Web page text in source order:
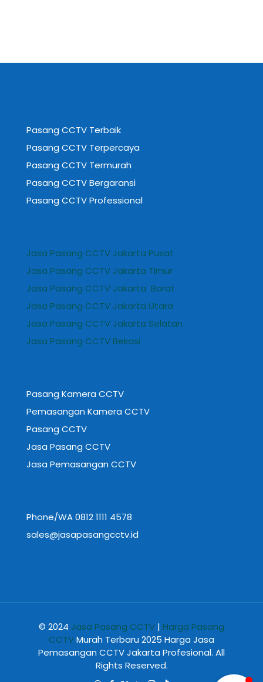
Pasang CCTV Terbaik
Pasang CCTV Terpercaya
Pasang CCTV Termurah
Pasang CCTV Bergaransi
Pasang CCTV Professional
Jasa Pasang CCTV Jakarta Pusat
Jasa Pasang CCTV Jakarta Timur
Jasa Pasang CCTV Jakarta Barat
Jasa Pasang CCTV Jakarta Utara
Jasa Pasang CCTV Jakarta Selatan
Jasa Pasang CCTV Bekasi
Pasang Kamera CCTV
Pemasangan Kamera CCTV
Pasang CCTV
Jasa Pasang CCTV
Jasa Pemasangan CCTV
Phone/WA 0812 1111 4578
sales@jasapasangcctv.id
© 2024 Jasa Pasang CCTV | Harga Pasang
CCTVMurah Terbaru 2025 Harga Jasa
Pemasangan CCTV Jakarta Profesional. All
Rights Reserved.